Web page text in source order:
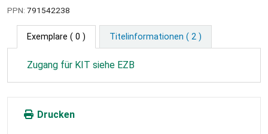
PPN: 791542238
Exemplare ( 0 ) Titelinformationen ( 2 )
Zugang für KIT siehe EZB
Drucken